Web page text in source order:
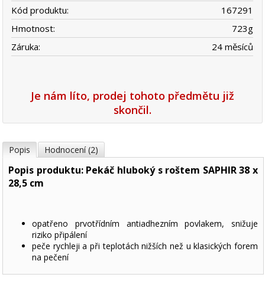
Kód produktu:
167291
Hmotnost:
723g
Záruka:
24 měsíců
Je nám líto, prodej tohoto předmětu již
skončil.
Popis Hodnocení (2)
Popis produktu: Pekáč hluboký s roštem SAPHIR 38 x
28,5 cm
opatřeno prvotřídním antiadhezním povlakem, snižuje
riziko připálení
peče rychleji a při teplotách nižších než u klasických forem
na pečení